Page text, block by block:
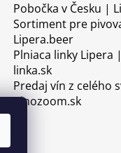
Pobočka v Česku |
Sortiment pre
Lipera.beer
Plniaca linky Lipera
linka.sk
Predaj vín z celého
Vinozoom.sk